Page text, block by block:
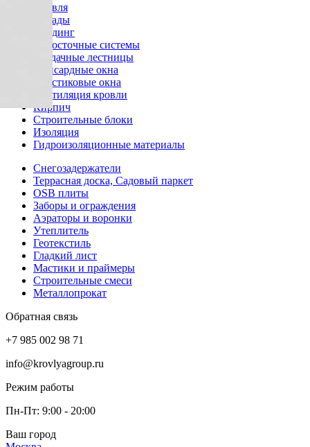
Кровля
Фасады
Сайдинг
Водосточные системы
Чердачные лестницы
Мансардные окна
Пластиковые окна
Вентиляция кровли
Кирпич
Строительные блоки
Изоляция
Гидроизоляционные материалы
Снегозадержатели
Террасная доска, Садовый паркет
OSB плиты
Заборы и ограждения
Аэраторы и воронки
Утеплитель
Геотекстиль
Гладкий лист
Мастики и праймеры
Строительные смеси
Металлопрокат
Обратная связь
+7 985 002 98 71
info@krovlyagroup.ru
Режим работы
Пн-Пт: 9:00 - 20:00
Ваш город